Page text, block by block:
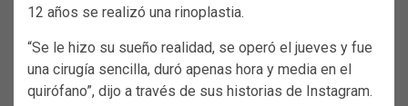
12 años se realizó una rinoplastia.
“Se le hizo su sueño realidad, se operó el jueves y fue
una cirugía sencilla, duró apenas hora y media en el
quirófano”, dijo a través de sus historias de Instagram.